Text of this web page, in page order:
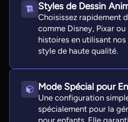
Styles de Dessin
Choisissez rapidement
comme Disney, Pixar
histoires en utilisant
style de haute qualité.
Mode Spécial pour
Une configuration
spécialement pour la